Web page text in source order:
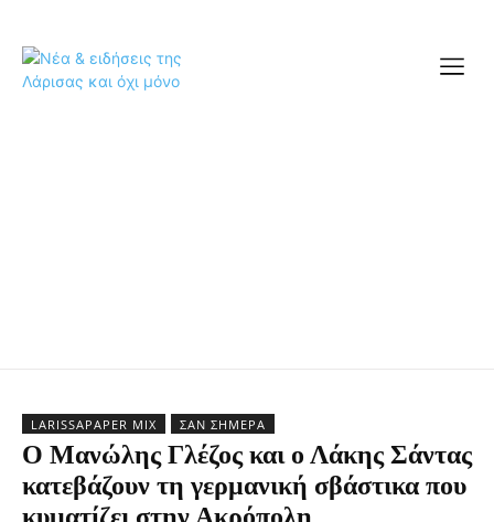
LARISSAPAPER MIX ΣΑΝ ΣΉΜΕΡΑ
Ο Μανώλης Γλέζος και ο Λάκης Σάντας
κατεβάζουν τη γερμανική σβάστικα που
κυματίζει στην Ακρόπολη